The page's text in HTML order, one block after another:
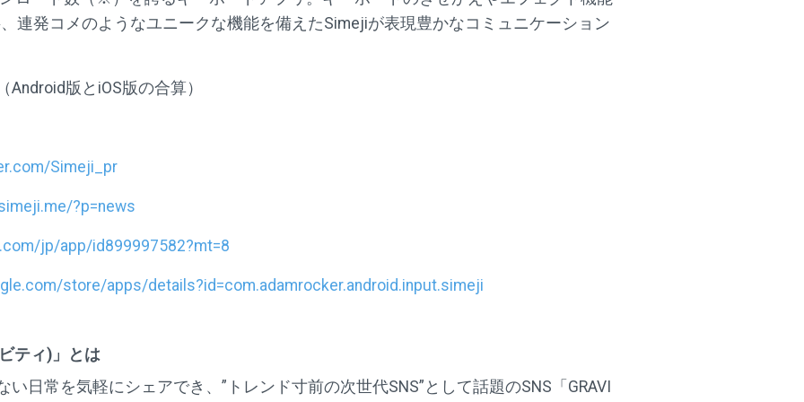
連発コメのようなユニークな機能を備えたSimejiが表現豊かなコミュニケーション
版とiOS版の合算）
Simeji_pr
?p=news
jp/app/id899997582?mt=8
store/apps/details?id=com.adamrocker.android.input.simeji
ティ)」とは
日常を気軽にシェアでき、”トレンド寸前の次世代SNS”として話題のSNS「GRAVI